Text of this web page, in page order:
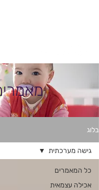
בלוג
כל המאמרים
אכילה עצמאית
גישה מערכתית